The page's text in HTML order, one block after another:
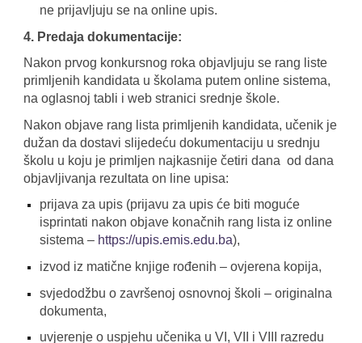
ne prijavljuju se na online upis.
4. Predaja dokumentacije:
Nakon prvog konkursnog roka objavljuju se rang liste
primljenih kandidata u školama putem online sistema,
na oglasnoj tabli i web stranici srednje škole.
Nakon objave rang lista primljenih kandidata, učenik je
dužan da dostavi slijedeću dokumentaciju u srednju
školu u koju je primljen najkasnije četiri dana od dana
objavljivanja rezultata on line upisa:
prijava za upis (prijavu za upis će biti moguće
isprintati nakon objave konačnih rang lista iz online
sistema – https://upis.emis.edu.ba),
izvod iz matične knjige rođenih – ovjerena kopija,
svjedodžbu o završenoj osnovnoj školi – originalna
dokumenta,
uvjerenje o uspjehu učenika u VI, VII i VIII razredu